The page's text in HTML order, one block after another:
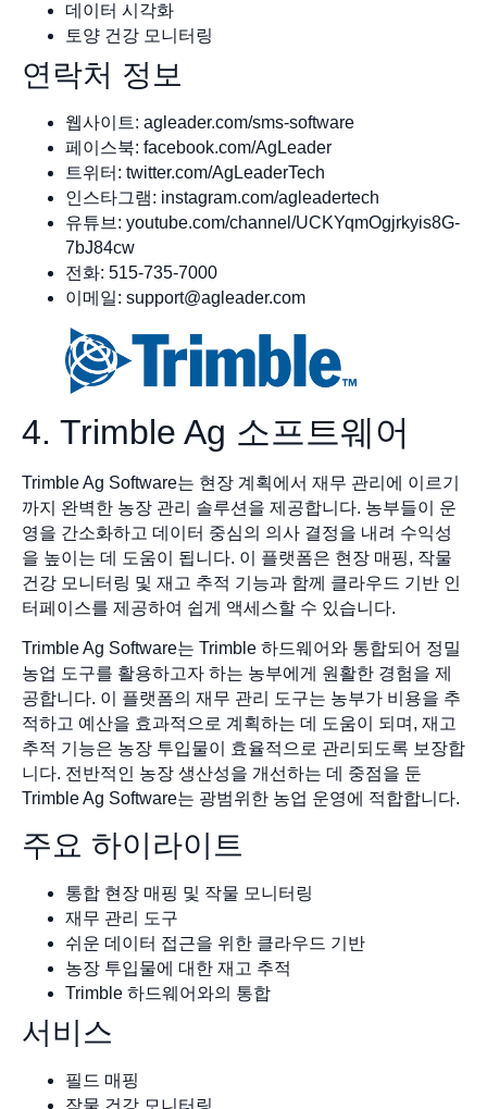
데이터 시각화
토양 건강 모니터링
연락처 정보
웹사이트: agleader.com/sms-software
페이스북: facebook.com/AgLeader
트위터: twitter.com/AgLeaderTech
인스타그램: instagram.com/agleadertech
유튜브: youtube.com/channel/UCKYqmOgjrkyis8G-
7bJ84cw
전화: 515-735-7000
이메일: support@agleader.com
4. Trimble Ag 소프트웨어
Trimble Ag Software는 현장 계획에서 재무 관리에 이르기
까지 완벽한 농장 관리 솔루션을 제공합니다. 농부들이 운
영을 간소화하고 데이터 중심의 의사 결정을 내려 수익성
을 높이는 데 도움이 됩니다. 이 플랫폼은 현장 매핑, 작물
건강 모니터링 및 재고 추적 기능과 함께 클라우드 기반 인
터페이스를 제공하여 쉽게 액세스할 수 있습니다.
Trimble Ag Software는 Trimble 하드웨어와 통합되어 정밀
농업 도구를 활용하고자 하는 농부에게 원활한 경험을 제
공합니다. 이 플랫폼의 재무 관리 도구는 농부가 비용을 추
적하고 예산을 효과적으로 계획하는 데 도움이 되며, 재고
추적 기능은 농장 투입물이 효율적으로 관리되도록 보장합
니다. 전반적인 농장 생산성을 개선하는 데 중점을 둔
Trimble Ag Software는 광범위한 농업 운영에 적합합니다.
주요 하이라이트
통합 현장 매핑 및 작물 모니터링
재무 관리 도구
쉬운 데이터 접근을 위한 클라우드 기반
농장 투입물에 대한 재고 추적
Trimble 하드웨어와의 통합
서비스
필드 매핑
작물 건강 모니터링